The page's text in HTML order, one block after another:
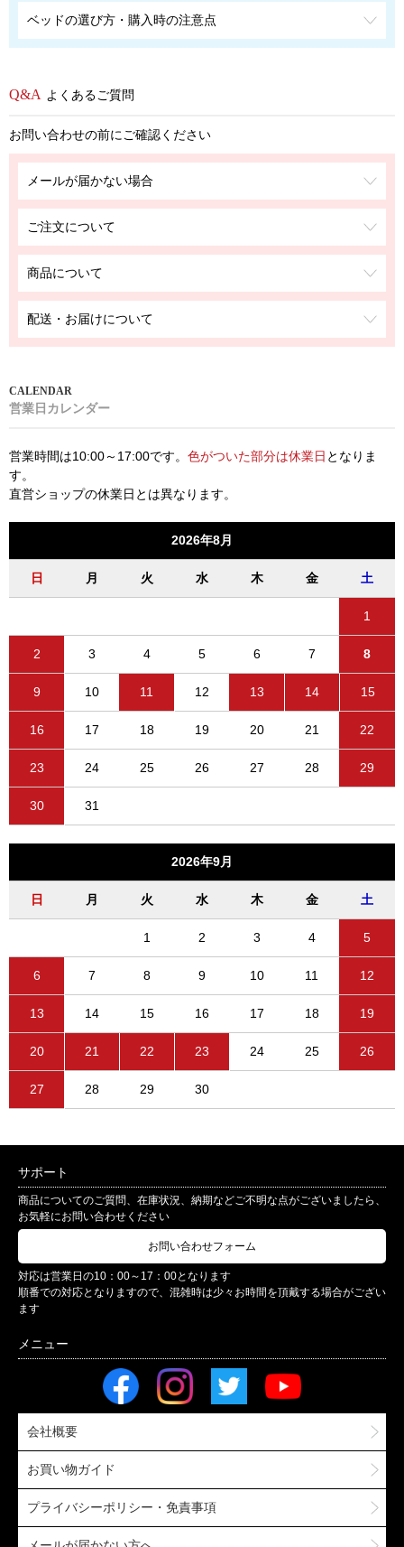
ベッドの選び方・購入時の注意点
よくあるご質問
お問い合わせの前にご確認ください
メールが届かない場合
ご注文について
商品について
配送・お届けについて
営業日カレンダー
営業時間は10:00～17:00です。 色がついた部分は休業日 となりま
す。
直営ショップの休業日とは異なります。
2026年8月
日 月 火 水 木 金 土
1
2 3 4 5 6 7 8
9 10 11 12 13 14 15
16 17 18 19 20 21 22
23 24 25 26 27 28 29
30 31
2026年9月
日 月 火 水 木 金 土
1 2 3 4 5
6 7 8 9 10 11 12
13 14 15 16 17 18 19
20 21 22 23 24 25 26
27 28 29 30
サポート
商品についてのご質問、在庫状況、納期などご不明な点がございましたら、
お気軽にお問い合わせください
お問い合わせフォーム
対応は営業日の10：00～17：00となります
順番での対応となりますので、混雑時は少々お時間を頂戴する場合がござい
ます
会社概要
お買い物ガイド
プライバシーポリシー・免責事項